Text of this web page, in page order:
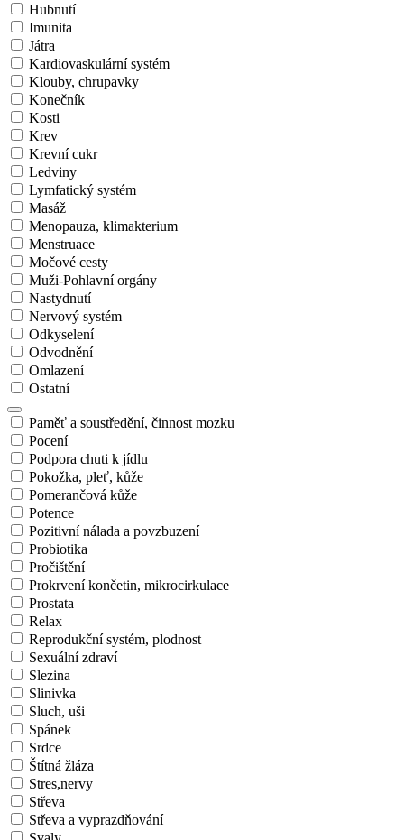
Hubnutí
Imunita
Játra
Kardiovaskulární systém
Klouby, chrupavky
Konečník
Kosti
Krev
Krevní cukr
Ledviny
Lymfatický systém
Masáž
Menopauza, klimakterium
Menstruace
Močové cesty
Muži-Pohlavní orgány
Nastydnutí
Nervový systém
Odkyselení
Odvodnění
Omlazení
Ostatní
Paměť a soustředění, činnost mozku
Pocení
Podpora chuti k jídlu
Pokožka, pleť, kůže
Pomerančová kůže
Potence
Pozitivní nálada a povzbuzení
Probiotika
Pročištění
Prokrvení končetin, mikrocirkulace
Prostata
Relax
Reprodukční systém, plodnost
Sexuální zdraví
Slezina
Slinivka
Sluch, uši
Spánek
Srdce
Štítná žláza
Stres,nervy
Střeva
Střeva a vyprazdňování